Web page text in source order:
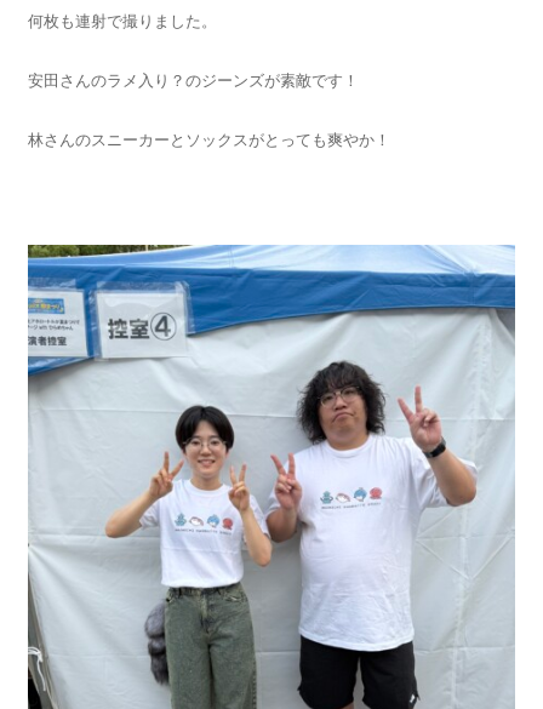
何枚も連射で撮りました。
安田さんのラメ入り？のジーンズが素敵です！
林さんのスニーカーとソックスがとっても爽やか！